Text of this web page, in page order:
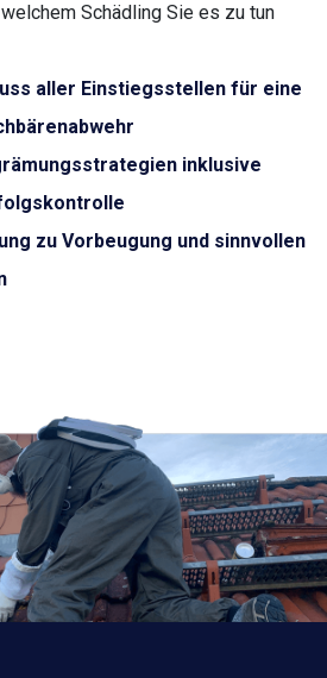
Schädling Sie es zu tun
aller Einstiegsstellen für eine
inklusive
zu Vorbeugung und sinnvollen